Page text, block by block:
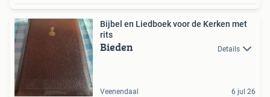
Bijbel en Liedboek voor de Kerken met
rits
Bieden Details
Veenendaal 6 jul 26